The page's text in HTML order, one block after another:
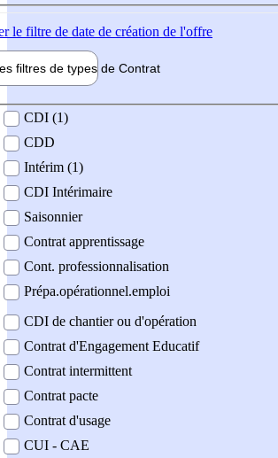
le filtre de date de création de l'offre
filtres de types de Contrat
contrat
CDI (1)
CDD
Intérim (1)
CDI Intérimaire
Saisonnier
Contrat apprentissage
Cont. professionnalisation
Prépa.opérationnel.emploi
CDI de chantier ou d'opération
Contrat d'Engagement Educatif
Contrat intermittent
Contrat pacte
Contrat d'usage
CUI - CAE